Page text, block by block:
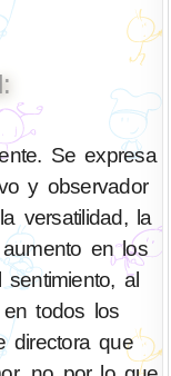
Se expresa
y observador
versatilidad, la
en los
al
todos los
directora que